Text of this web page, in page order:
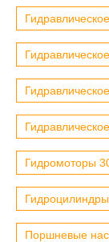
Гидромоторы
Гидроцилиндры
Поршневые